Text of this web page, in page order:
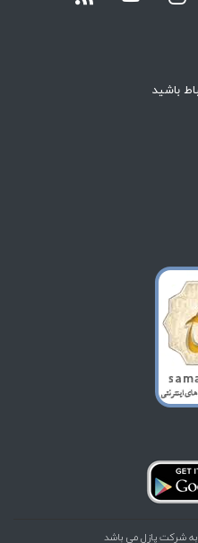
باشيد
شركت پازل مي باشد